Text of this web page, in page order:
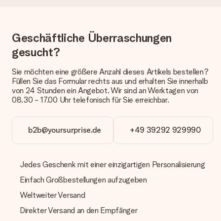
Welche Lieferoptionen stehen zur Verfügung?
Derzeit können wir (noch) keine verschiedenen Lieferoptionen
anbieten. Das Geschenk, das bestellt wird, wird als Paket oder
Päckchen versendet. Möchtest du wissen, ob es als Paket
oder Päckchen geliefert wird, kontaktiere bitte unseren
Kundenservice.
Wir bieten die folgenden Zahlungsoptionen an: Vorauskasse
mit normaler Überweisung, Sofortüberweisung, Paypal,
manuellen Überweisung verlängert sich die Lieferzeit des
Geschenks jedoch um 3 Werktage.
Geschenk empfangen
Was, wenn das Geschenk meine Erwartungen nicht
erfüllt?
Geschäftliche Überraschungen
gesucht?
Sie möchten eine größere Anzahl dieses Artikels bestellen?
Füllen Sie das Formular rechts aus und erhalten Sie innerhalb
von 24 Stunden ein Angebot. Wir sind an Werktagen von
08.30 - 17.00 Uhr telefonisch für Sie erreichbar.
b2b@yoursurprise.de +49 39292 929990
Jedes Geschenk mit einer einzigartigen Personalisierung
Einfach Großbestellungen aufzugeben
Weltweiter Versand
Direkter Versand an den Empfänger